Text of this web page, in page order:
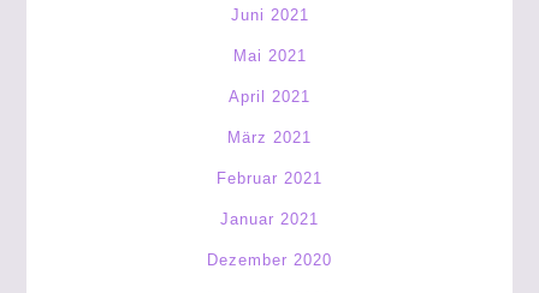
Juni 2021
Mai 2021
April 2021
März 2021
Februar 2021
Januar 2021
Dezember 2020